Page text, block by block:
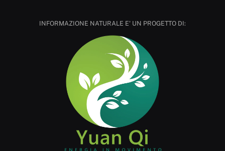
INFORMAZIONE NATURALE E' UN PROGETTO DI: